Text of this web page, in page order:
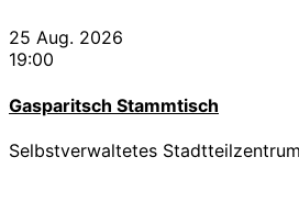
25 Aug. 2026
19:00
Gasparitsch Stammtisch
Selbstverwaltetes